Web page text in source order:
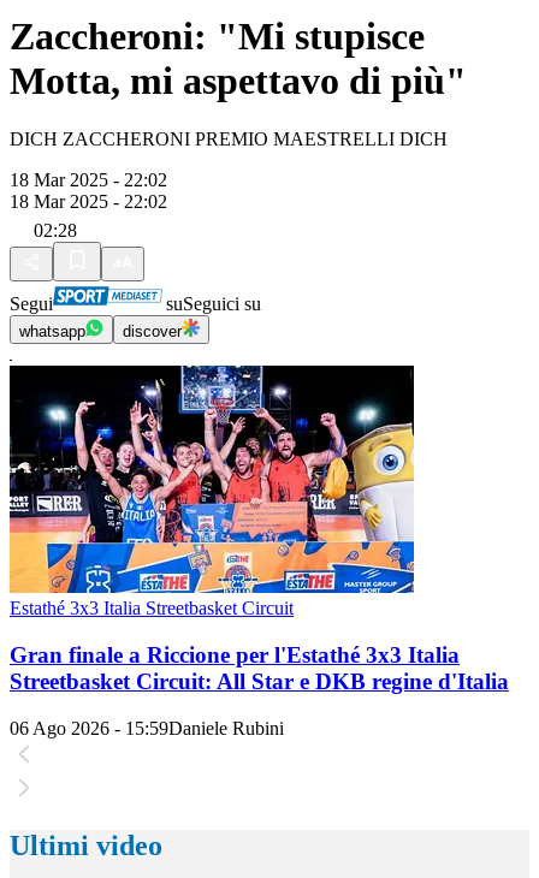
Zaccheroni: "Mi stupisce
Motta, mi aspettavo di più"
DICH ZACCHERONI PREMIO MAESTRELLI DICH
18 Mar 2025 - 22:02
18 Mar 2025 - 22:02
02:28
Segui suSeguici su
whatsapp discover
Estathé 3x3 Italia Streetbasket Circuit
Gran finale a Riccione per l'Estathé 3x3 Italia
Streetbasket Circuit: All Star e DKB regine d'Italia
06 Ago 2026 - 15:59Daniele Rubini
Ultimi video